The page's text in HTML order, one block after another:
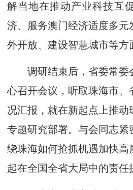
解当地在推动产业科技互
济、服务澳门经济适度多元
外开放、建设智慧城市等方
调研结束后，省委常委
心召开会议，听取珠海市、
况汇报，就在新起点上推
专题研究部署。与会同志紧
绕珠海如何抢抓机遇加快高
起在全国全省大局中的责任